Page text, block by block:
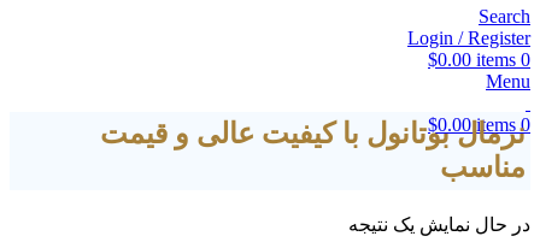
Search
Login / Register
0
items
$0.00
Menu
0
items
$0.00
نرمال بوتانول با کیفیت عالی و قیمت
مناسب
در حال نمایش یک نتیجه